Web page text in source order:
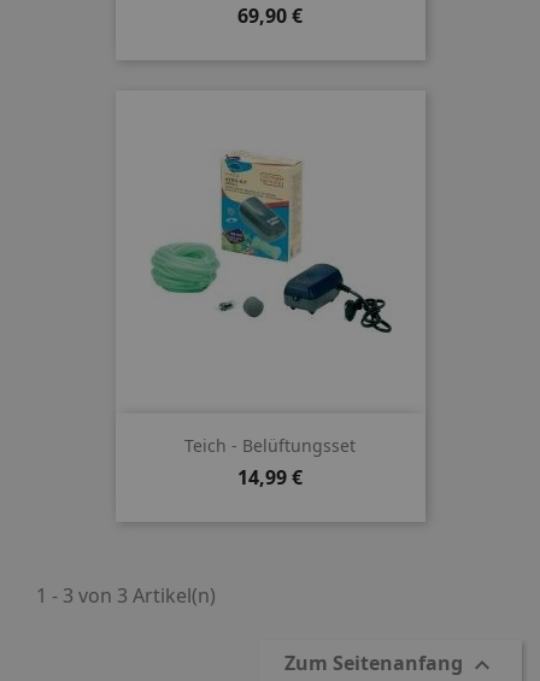
Preis
69,90 €
Teich - Belüftungsset
Preis
14,99 €
1 - 3 von 3 Artikel(n)
Zum Seitenanfang 